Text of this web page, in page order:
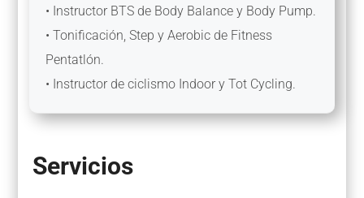
• Instructor BTS de Body Balance y Body Pump.
• Tonificación, Step y Aerobic de Fitness
Pentatlón.
• Instructor de ciclismo Indoor y Tot Cycling.
Servicios